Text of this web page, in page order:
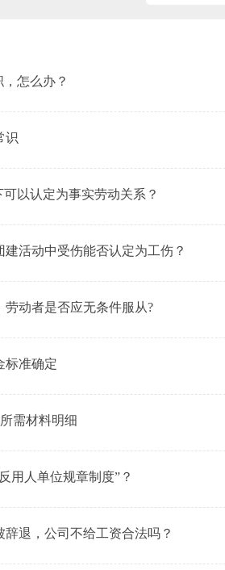
怎么办？
识
以认定为事实劳动关系？
活动中受伤能否认定为工伤？
劳动者是否应无条件服从?
标准确定
需材料明细
用人单位规章制度”？
退，公司不给工资合法吗？